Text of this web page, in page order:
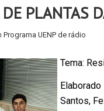
PLANTAS
Programa UENP de rádio
Tema:
Santos,